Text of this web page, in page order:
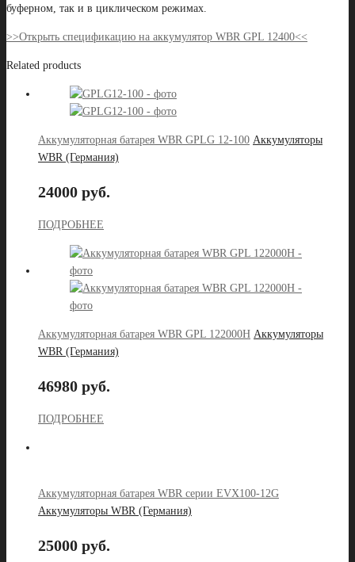
буферном, так и в циклическом режимах.
>>Открыть спецификацию на аккумулятор WBR GPL 12400<<
Related products
Аккумуляторная батарея WBR GPLG 12-100 Аккумуляторы
WBR (Германия)
24000 руб.
ПОДРОБНЕЕ
Аккумуляторная батарея WBR GPL 122000H Аккумуляторы
WBR (Германия)
46980 руб.
ПОДРОБНЕЕ
Аккумуляторная батарея WBR серии EVX100-12G
Аккумуляторы WBR (Германия)
25000 руб.